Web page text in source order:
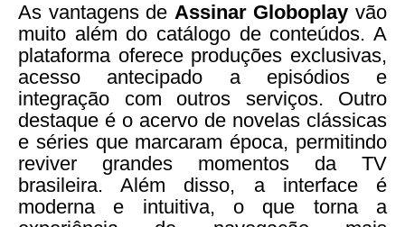
As vantagens de Assinar Globoplay vão
muito além do catálogo de conteúdos. A
plataforma oferece produções exclusivas,
acesso antecipado a episódios e
integração com outros serviços. Outro
destaque é o acervo de novelas clássicas
e séries que marcaram época, permitindo
reviver grandes momentos da TV
brasileira. Além disso, a interface é
moderna e intuitiva, o que torna a